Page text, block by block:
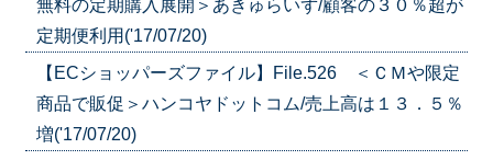
無料の定期購入展開＞あきゅらいず/顧客の３０％超が
定期便利用('17/07/20)
【ECショッパーズファイル】File.526 ＜ＣＭや限定
商品で販促＞ハンコヤドットコム/売上高は１３．５％
増('17/07/20)